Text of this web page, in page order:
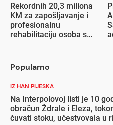
Rekordnih 20,3 miliona
KM za zapošljavanje i
profesionalnu
rehabilitaciju osoba s
Popularno
IZ HAN PIJESKA
Na Interpolovoj listi je 10
obračun Ždrale i Eleza,
čuvati stoku, učestvovala u